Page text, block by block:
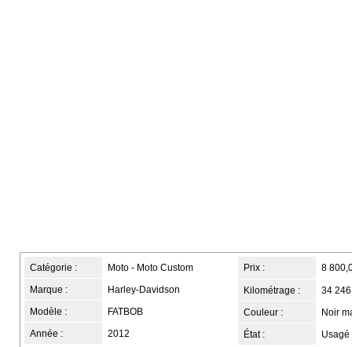
Catégorie : Moto - Moto Custom
Marque : Harley-Davidson
Modèle : FATBOB
Année : 2012
Prix : 8
Kilométrage : 34
Couleur : Noir
État : Usagé